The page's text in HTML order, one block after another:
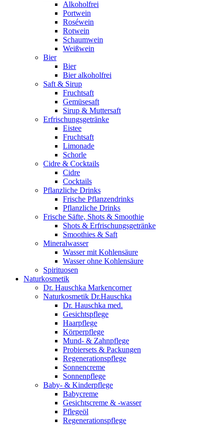
Alkoholfrei
Portwein
Roséwein
Rotwein
Schaumwein
Weißwein
Bier
Bier
Bier alkoholfrei
Saft & Sirup
Fruchtsaft
Gemüsesaft
Sirup & Muttersaft
Erfrischungsgetränke
Eistee
Fruchtsaft
Limonade
Schorle
Cidre & Cocktails
Cidre
Cocktails
Pflanzliche Drinks
Frische Pflanzendrinks
Pflanzliche Drinks
Frische Säfte, Shots & Smoothie
Shots & Erfrischungsgetränke
Smoothies & Saft
Mineralwasser
Wasser mit Kohlensäure
Wasser ohne Kohlensäure
Spirituosen
Naturkosmetik
Dr. Hauschka Markencorner
Naturkosmetik Dr.Hauschka
Dr. Hauschka med.
Gesichtspflege
Haarpflege
Körperpflege
Mund- & Zahnpflege
Probiersets & Packungen
Regenerationspflege
Sonnencreme
Sonnenpflege
Baby- & Kinderpflege
Babycreme
Gesichtscreme & -wasser
Pflegeöl
Regenerationspflege